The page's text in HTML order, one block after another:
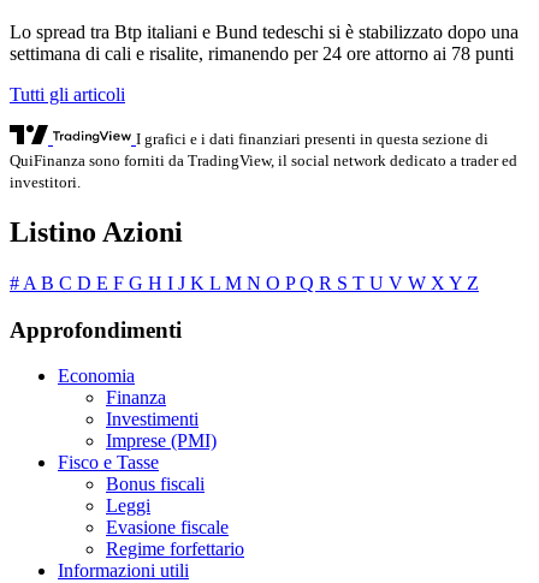
Lo spread tra Btp italiani e Bund tedeschi si è stabilizzato dopo una
settimana di cali e risalite, rimanendo per 24 ore attorno ai 78 punti
Tutti gli articoli
I grafici e i dati finanziari presenti in questa sezione di
QuiFinanza sono forniti da TradingView, il social network dedicato a trader ed
investitori.
Listino Azioni
# A B C D E F G H I J K L M N O PQ R S T U V W X Y Z
Approfondimenti
Economia
Finanza
Investimenti
Imprese (PMI)
Fisco e Tasse
Bonus fiscali
Leggi
Evasione fiscale
Regime forfettario
Informazioni utili